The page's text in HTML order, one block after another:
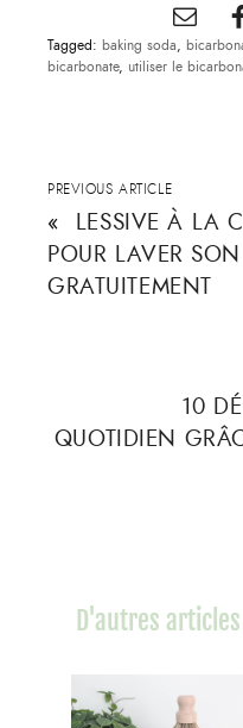
Tagged: baking soda,
bicarbonate, utiliser le
PREVIOUS ARTICLE
« LESSIVE À LA
POUR LAVER
GRATUITEMENT
10
QUOTIDIEN
D'autres